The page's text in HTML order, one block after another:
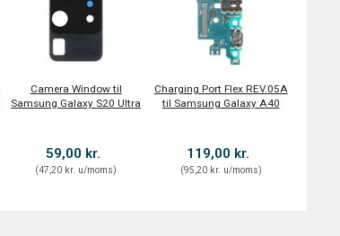
Camera Window til
Samsung Galaxy S20 Ultra
59,00 kr.
(47,20 kr. u/moms)
Charging Port Flex REV.05A
til Samsung Galaxy A40
119,00 kr.
(95,20 kr. u/moms)